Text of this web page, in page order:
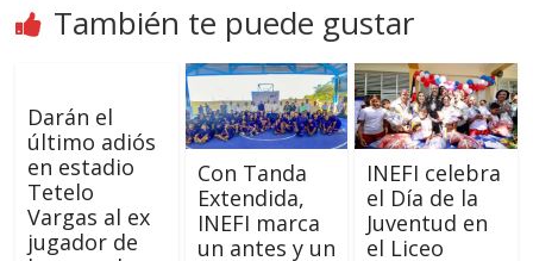
También te puede gustar
Darán el
último adiós
en estadio
Tetelo
Vargas al ex
jugador de
Con Tanda
Extendida,
INEFI marca
un antes y un
INEFI celebra
el Día de la
Juventud en
el Liceo